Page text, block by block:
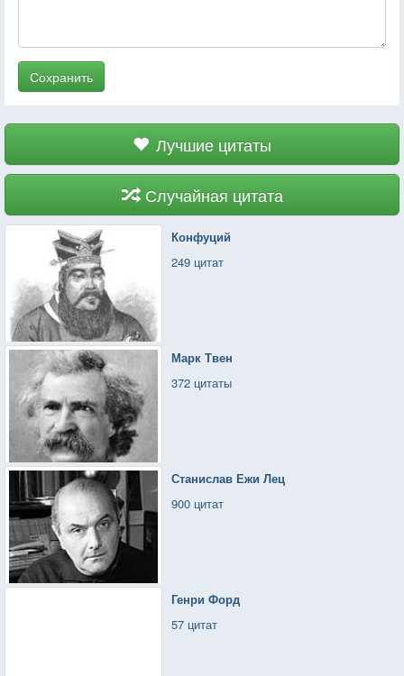
Сохранить
Лучшие цитаты
Случайная цитата
Конфуций
249 цитат
Марк Твен
372 цитаты
Станислав Ежи Лец
900 цитат
Генри Форд
57 цитат